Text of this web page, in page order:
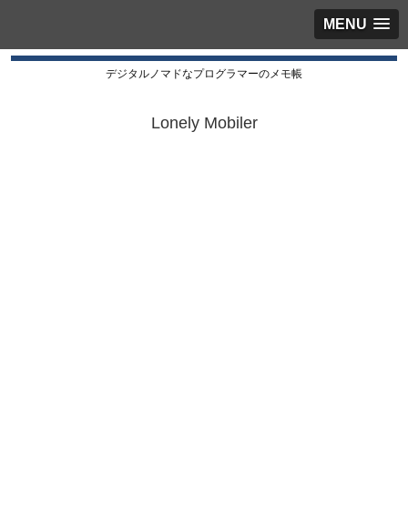
MENU
デジタルノマドなプログラマーのメモ帳
Lonely Mobiler